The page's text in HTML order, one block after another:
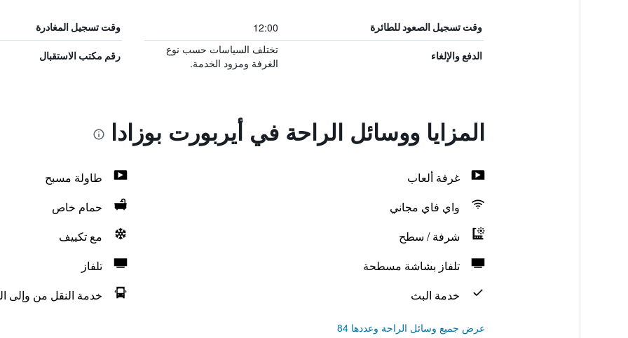
وقت تسجيل الصعود للطائرة 12:00 وقت تسجيل المغادرة
الدفع والإلغاء
تختلف السياسات حسب نوع
الغرفة ومزود الخدمة.
رقم مكتب الاستقبال
المزايا ووسائل الراحة في أيربورت بوزادا
غرفة ألعاب
طاولة مسبح
واي فاي مجاني
حمام خاص
شرفة / سطح
مع تكييف
تلفاز بشاشة مسطحة
تلفاز
خدمة البث
خدمة النقل من وإلى
عرض جميع وسائل الراحة وعددها 84